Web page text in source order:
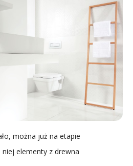
można już na etapie
elementy z drewna